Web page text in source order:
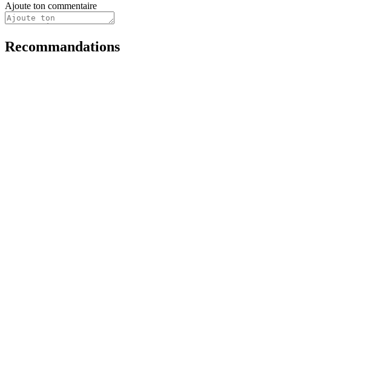
Ajoute ton commentaire
Recommandations